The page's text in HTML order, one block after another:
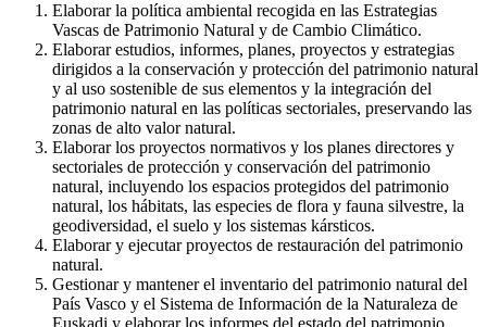
Elaborar la política ambiental recogida en las Estrategias
Vascas de Patrimonio Natural y de Cambio Climático.
Elaborar estudios, informes, planes, proyectos y estrategias
dirigidos a la conservación y protección del patrimonio natural
y al uso sostenible de sus elementos y la integración del
patrimonio natural en las políticas sectoriales, preservando las
zonas de alto valor natural.
Elaborar los proyectos normativos y los planes directores y
sectoriales de protección y conservación del patrimonio
natural, incluyendo los espacios protegidos del patrimonio
natural, los hábitats, las especies de flora y fauna silvestre, la
geodiversidad, el suelo y los sistemas kársticos.
Elaborar y ejecutar proyectos de restauración del patrimonio
natural.
Gestionar y mantener el inventario del patrimonio natural del
País Vasco y el Sistema de Información de la Naturaleza de